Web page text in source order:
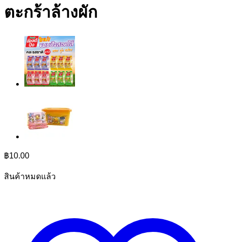
ตะกร้าล้างผัก
฿10.00
สินค้าหมดแล้ว